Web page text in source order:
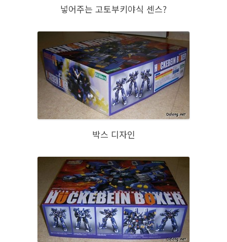
넣어주는 고토부키야식 센스?
박스 디자인